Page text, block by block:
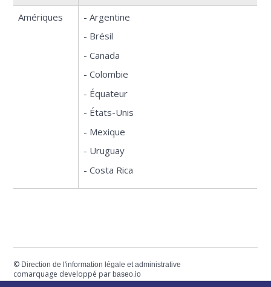
Amériques
- Argentine
- Brésil
- Canada
- Colombie
- Équateur
- États-Unis
- Mexique
- Uruguay
- Costa Rica
© Direction de l'information légale et administrative
comarquage developpé parbaseo.io